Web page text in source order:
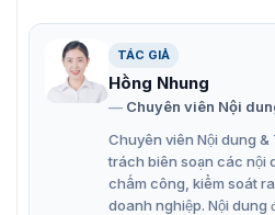
Máy soi hành lý X-ray
Tính năng chính máy
Safeway TH100100D
TÁC GIẢ
Hồng Nhung
Chuyên viên Nội
Chuyên viên Nội dung
trách biên soạn các nội
chấm công, kiểm soát
doanh nghiệp. Nội